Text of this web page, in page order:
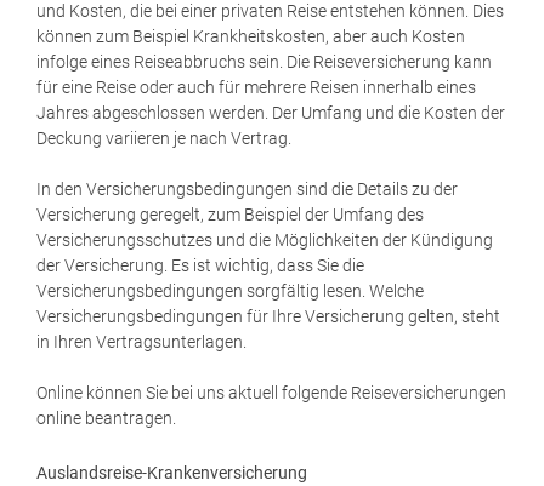
und Kosten, die bei einer privaten Reise entstehen können. Dies
können zum Beispiel Krankheitskosten, aber auch Kosten
infolge eines Reiseabbruchs sein. Die Reiseversicherung kann
für eine Reise oder auch für mehrere Reisen innerhalb eines
Jahres abgeschlossen werden. Der Umfang und die Kosten der
Deckung variieren je nach Vertrag.
In den Versicherungsbedingungen sind die Details zu der
Versicherung geregelt, zum Beispiel der Umfang des
Versicherungsschutzes und die Möglichkeiten der Kündigung
der Versicherung. Es ist wichtig, dass Sie die
Versicherungsbedingungen sorgfältig lesen. Welche
Versicherungsbedingungen für Ihre Versicherung gelten, steht
in Ihren Vertragsunterlagen.
Online können Sie bei uns aktuell folgende Reiseversicherungen
online beantragen.
Auslandsreise-Krankenversicherung